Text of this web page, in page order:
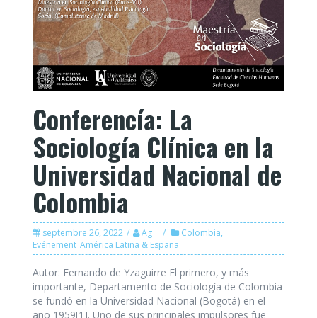
Conferencía: La
Sociología Clínica en la
Universidad Nacional de
Colombia
septembre 26, 2022 Ag Colombia,
Evénement_América Latina & Espana
Autor: Fernando de Yzaguirre El primero, y más
importante, Departamento de Sociología de Colombia
se fundó en la Universidad Nacional (Bogotá) en el
año 1959[1]. Uno de sus principales impulsores fue